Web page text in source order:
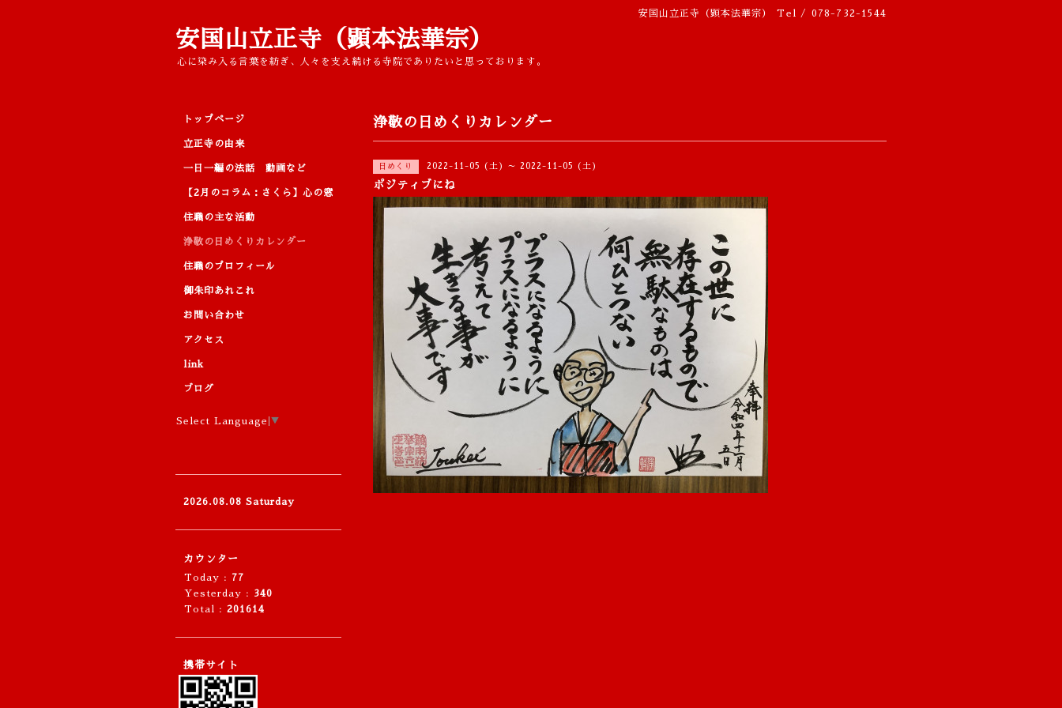
安国山立正寺（顕本法華宗） Tel / 078-732-1544
安国山立正寺（顕本法華宗）
心に染み入る言葉を紡ぎ、人々を支え続ける寺院でありたいと思っております。
浄敬の日めくりカレンダー
日めくり 2022-11-05 (土) ～ 2022-11-05 (土)
ポジティブにね
トップページ
立正寺の由来
一日一編の法話 動画など
【2月のコラム：さくら】心の窓
住職の主な活動
浄敬の日めくりカレンダー
住職のプロフィール
御朱印あれこれ
お問い合わせ
アクセス
link
ブログ
Select Language ▼
2026.08.08 Saturday
カウンター
Today : 77
Yesterday : 340
Total : 201614
携帯サイト